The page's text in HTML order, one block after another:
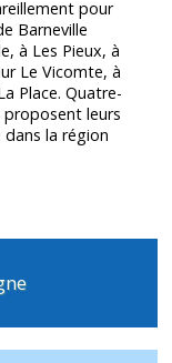
pour
Barneville
à Les Pieux, à
Le Vicomte, à
Place. Quatre-
leurs
dans la région